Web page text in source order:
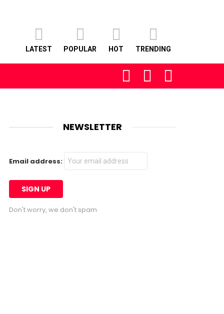
LATEST POPULAR HOT TRENDING
FOLLOW SEARCH
NEWSLETTER
Email address:
Don't worry, we don't spam